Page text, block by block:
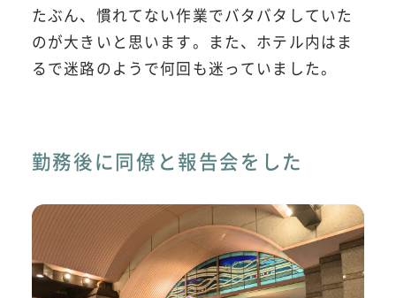
たぶん、慣れてない作業でバタバタしていた
のが大きいと思います。また、ホテル内はま
るで迷路のようで何回も迷っていました。
勤務後に同僚と報告会をした